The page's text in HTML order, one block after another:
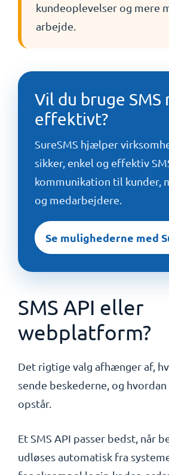
kundeoplevelser og mere
arbejde.
Vil du bruge SMS
effektivt?
SureSMS hjælper
sikker, enkel og effektiv
kommunikation til kunder,
og medarbejdere.
Se mulighederne med
SMS API eller
webplatform?
Det rigtige valg afhænger af,
sende beskederne, og
opstår.
Et SMS API passer bedst, når
udløses automatisk fra